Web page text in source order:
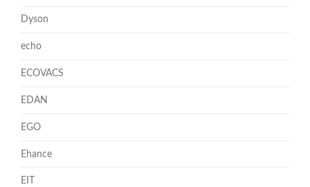
Dyson
echo
ECOVACS
EDAN
EGO
Ehance
EIT